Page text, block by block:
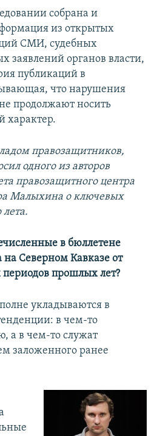
собрана и
из открытых
СМИ, судебных
заявлений органов власти,
публикаций в
что нарушения
продолжают носить
характер.
правозащитников,
одного из авторов
правозащитного центра
Малыхина о ключевых
в бюллетене
на Северном Кавказе от
прошлых лет?
укладываются в
в чем-то
а в чем-то служат
заложенного ранее